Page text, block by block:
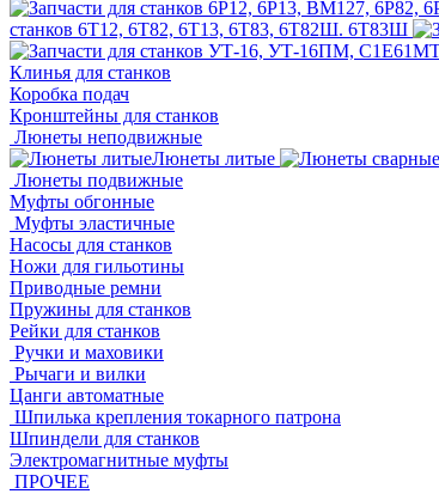
станков 6Т12, 6Т82, 6Т13, 6Т83, 6Т82Ш. 6Т83Ш
Клинья для станков
Коробка подач
Кронштейны для станков
Люнеты неподвижные
Люнеты литые
Люнеты подвижные
Муфты обгонные
Муфты эластичные
Насосы для станков
Ножи для гильотины
Приводные ремни
Пружины для станков
Рейки для станков
Ручки и маховики
Рычаги и вилки
Цанги автоматные
Шпилька крепления токарного патрона
Шпиндели для станков
Электромагнитные муфты
ПРОЧЕЕ